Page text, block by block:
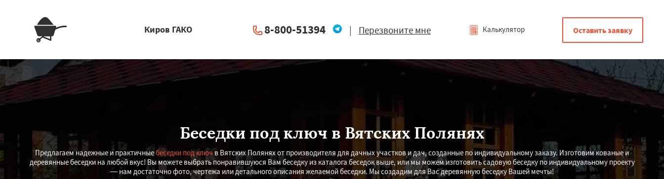
Киров ГАКО 8-800-51394 | Перезвоните мне Калькулятор Оставить заявку
Беседки под ключ в Вятских Полянях
Предлагаем надежные и практичныебеседки под ключв Вятских Полянях от производителя для дачных участков и дач, созданные по индивидуальному заказу. Изготовим кованые и
деревянные беседки на любой вкус! Вы можете выбрать понравившуюся Вам беседку из каталога беседок выше, или мы можем изготовить садовую беседку по индивидуальному проекту
— нам достаточно фото, чертежа или детального описания желаемой беседки. Мы создадим для Вас деревянную беседку Вашей мечты!